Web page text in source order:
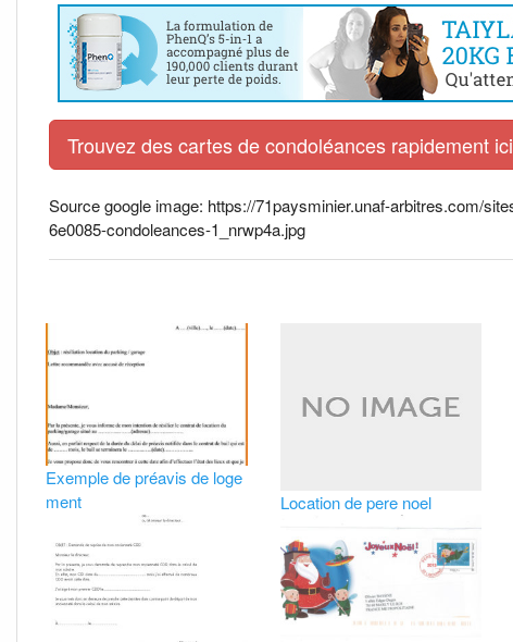
Trouvez des cartes de condoléances rapidement ici
Source google image: https://71paysminier.unaf-arbitres.com/
6e0085-condoleances-1_nrwp4a.jpg
Exemple de préavis de loge
ment
Location de pere noel